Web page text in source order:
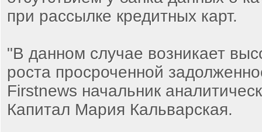
при рассылке кредитных карт.
"В данном случае возникает
роста просроченной
Firstnews начальник
Капитал Мария Кальварская.